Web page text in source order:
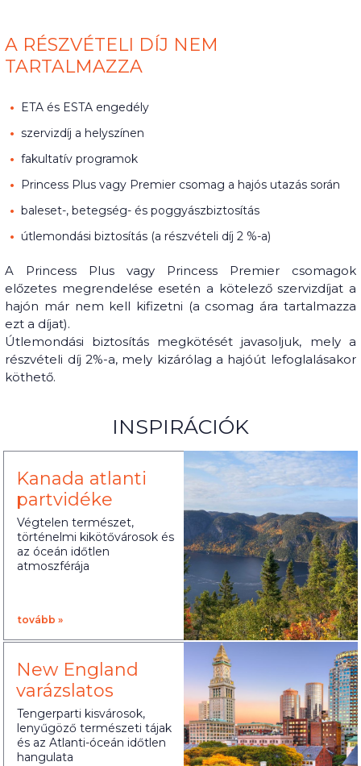
A RÉSZVÉTELI DÍJ NEM
TARTALMAZZA
ETA és ESTA engedély
szervizdíj a helyszínen
fakultatív programok
Princess Plus vagy Premier csomag a hajós utazás során
baleset-, betegség- és poggyászbiztosítás
útlemondási biztosítás (a részvételi díj 2 %-a)
A Princess Plus vagy Princess Premier csomagok
előzetes megrendelése esetén a kötelező szervizdíjat a
hajón már nem kell kifizetni (a csomag ára tartalmazza
ezt a díjat).
Útlemondási biztosítás megkötését javasoljuk, mely a
részvételi díj 2%-a, mely kizárólag a hajóút lefoglalásakor
köthető.
INSPIRÁCIÓK
Kanada atlanti
partvidéke
Végtelen természet,
történelmi kikötővárosok és
az óceán időtlen
atmoszférája
tovább »
New England
varázslatos
világa
Tengerparti kisvárosok,
lenyűgöző természeti tájak
és az Atlanti-óceán időtlen
hangulata